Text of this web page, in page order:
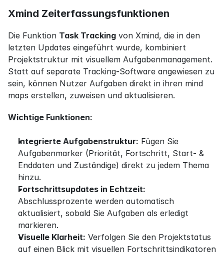
Xmind Zeiterfassungsfunktionen
Die Funktion Task Tracking von Xmind, die in den
letzten Updates eingeführt wurde, kombiniert
Projektstruktur mit visuellem Aufgabenmanagement.
Statt auf separate Tracking-Software angewiesen zu
sein, können Nutzer Aufgaben direkt in ihren mind
maps erstellen, zuweisen und aktualisieren.
Wichtige Funktionen:
Integrierte Aufgabenstruktur: Fügen Sie
Aufgabenmarker (Priorität, Fortschritt, Start- &
Enddaten und Zuständige) direkt zu jedem Thema
hinzu.
Fortschrittsupdates in Echtzeit:
Abschlussprozente werden automatisch
aktualisiert, sobald Sie Aufgaben als erledigt
markieren.
Visuelle Klarheit: Verfolgen Sie den Projektstatus
auf einen Blick mit visuellen Fortschrittsindikatoren